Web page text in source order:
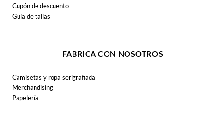
Cupón de descuento
Guía de tallas
FABRICA CON NOSOTROS
Camisetas y ropa serigrafiada
Merchandising
Papelería